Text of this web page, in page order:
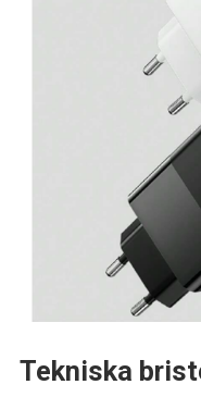
Tekniska